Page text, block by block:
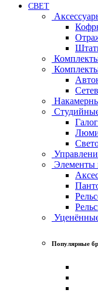
СВЕТ
Элементы
Популярные